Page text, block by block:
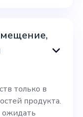
только в
продукта.